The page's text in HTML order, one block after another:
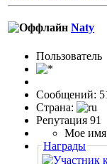
Naty
Пользовaтeль
Сообщений:
Страна:
Репутация 91
Мое
Награды